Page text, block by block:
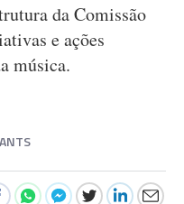
da Comissão
e ações
música.